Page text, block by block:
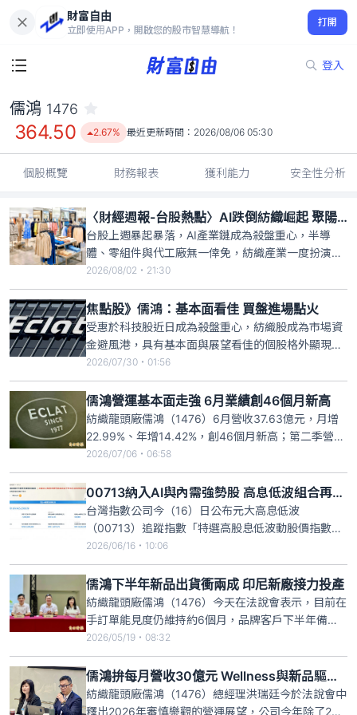
財富自由
立即使用APP，開啟您的股市智慧導航！
打開
登入
364.50
2.67%
儒鴻 1476
364.50 2.67% 最近更新時間： 2026/08/06 05:30
個股概覽 財務報表 獲利能力 安全性分析
〈財經週報-台股熱點〉AI跌倒紡織崛起 聚陽、儒鴻強勢表態
台股上週暴起暴落，AI產業鏈成為殺盤重心，半導
體、零組件與代工廠無一倖免，紡織產業一度扮演撐
盤支柱。隨著終端運動、休閒與時尚等品牌廠積極備
貨，供應鏈正準備為感恩節旺季趕工，加上台北紡織
展將於10月6日至8日展開增添題材熱度，市場看好布
料、成衣業者下半年營運可望優於原先預期。
2026/08/02・21:30
焦點股》儒鴻：基本面看佳 買盤進場點火
受惠於科技股近日成為殺盤重心，紡織股成為市場資
金避風港，具有基本面與展望看佳的個股格外顯現價
值，其中，龍頭廠儒鴻（1476）今日在買盤青睞之
下，截至上午9時48分暫報350元，漲幅3.4%，成交
量1011張。儒鴻受惠於終端客戶的成衣庫存恢復健康
水位，且在美國經濟情況穩定，以及國際大型運動賽
事加持之下
2026/07/30・01:56
儒鴻營運基本面走強 6月業績創46個月新高
紡織龍頭廠儒鴻（1476）6月營收37.63億元，月增
22.99%、年增14.42%，創46個月新高；第二季營收
100.86億元，季增4.83%、年增3.78%，創15季新
高；上半年營收197.06億元、年增3.22%。儒鴻指
出，目前在手訂單能見度仍維持約6個月，品牌客戶
下半年備貨態度「十分樂觀」，
2026/07/06・06:58
00713納入AI與內需強勢股 高息低波組合再升級
台灣指數公司今（16）日公布元大高息低波
（00713）追蹤指數「特選高股息低波動股價指數」
上半年成分股審核結果，此次新增廣達（2382）、技
嘉（2376）、微星（2377）等AI概念股，以及遠東
新（1402）、儒鴻（1476）、聚陽（1477）等具產
業競爭力企業，共納入15檔新成分股；刪除玉晶光、
超
2026/06/16・10:06
儒鴻下半年新品出貨衝兩成 印尼新廠接力投產
紡織龍頭廠儒鴻（1476）今天在法說會表示，目前在
手訂單能見度仍維持約6個月，品牌客戶下半年備貨
態度「十分樂觀」，第二季至第四季新品出貨比重可
望維持15%至20%，持續推動高附加價值、多功能性
產品策略；另一方面，印尼新智慧廠區預計今年下半
年動土，目標明年正式投產，成為下一階段產能擴張
與供應鏈布局的重
2026/05/19・08:32
儒鴻拚每月營收30億元 Wellness與新品驅動成長
紡織龍頭廠儒鴻（1476）總經理洪瑞廷今於法說會中
釋出2026年審慎樂觀的營運展望，公司今年除了2月